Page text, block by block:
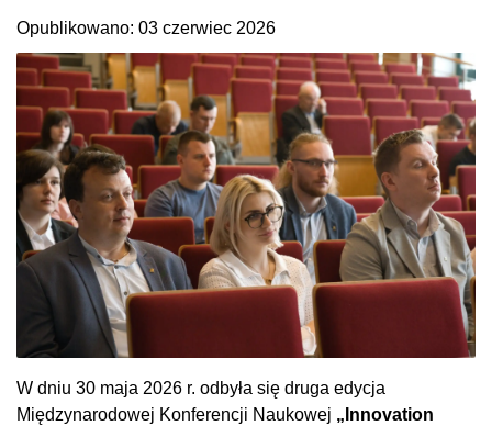
Opublikowano: 03 czerwiec 2026
W dniu 30 maja 2026 r. odbyła się druga edycja
Międzynarodowej Konferencji Naukowej „Innovation